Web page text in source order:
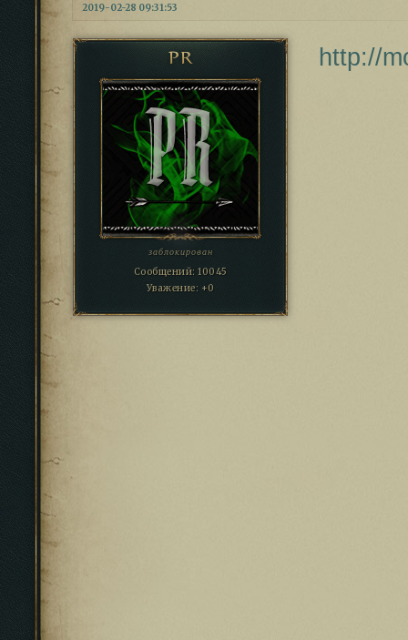
2019-02-28 09:31:53
PR
заблокирован
Сообщений: 10045
Уважение: +0
http://